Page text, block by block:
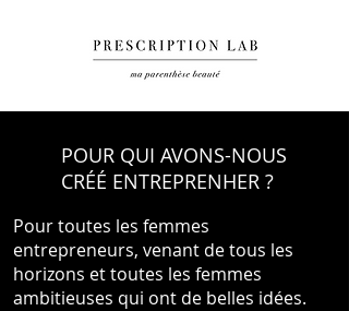
Pour toutes les femmes
entrepreneurs, venant de tous les
horizons et toutes les femmes
ambitieuses qui ont de belles idées.
POUR QUI AVONS-NOUS
CRÉÉ ENTREPRENHER ?